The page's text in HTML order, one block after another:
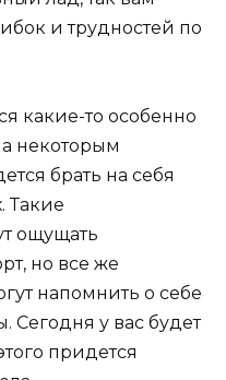
и трудностей по
какие-то особенно
некоторым
брать на себя
Такие
ощущать
но все же
напомнить о себе
Сегодня у вас будет
придется